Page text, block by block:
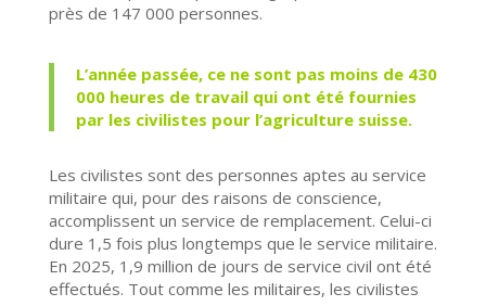
près de 147 000 personnes.
L’année passée, ce ne sont pas moins de 430
000 heures de travail qui ont été fournies
par les civilistes pour l’agriculture suisse.
Les civilistes sont des personnes aptes au service
militaire qui, pour des raisons de conscience,
accomplissent un service de remplacement. Celui-ci
dure 1,5 fois plus longtemps que le service militaire.
En 2025, 1,9 million de jours de service civil ont été
effectués. Tout comme les militaires, les civilistes